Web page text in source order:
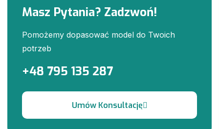
Masz Pytania? Zadzwoń!
Pomożemy dopasować model do Twoich
potrzeb
+48 795 135 287